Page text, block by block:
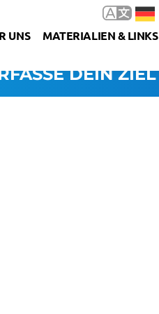
UNS MATERIALIEN & LINKS
DEIN ZIEL